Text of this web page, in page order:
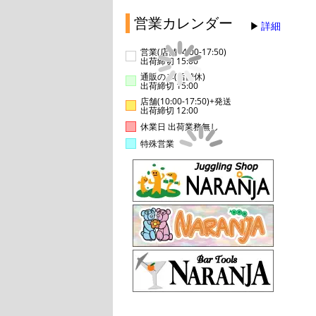
営業カレンダー 詳細
営業(店舗14:00-17:50)
出荷締切 15:00
通販のみ(店舗休)
出荷締切 15:00
店舗(10:00-17:50)+発送
出荷締切 12:00
休業日 出荷業務無し
特殊営業